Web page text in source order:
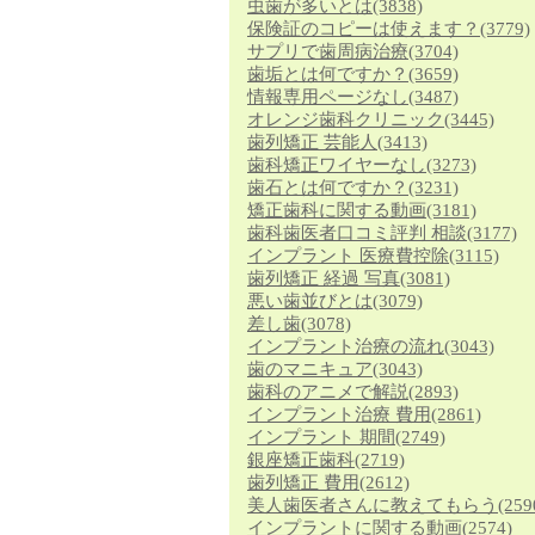
虫歯が多いとは(3838)
保険証のコピーは使えます？ (3779)
サプリで歯周病治療(3704)
歯垢とは何ですか？ (3659)
情報専用ページなし(3487)
オレンジ歯科クリニック(3445)
歯列矯正 芸能人 (3413)
歯科矯正ワイヤーなし(3273)
歯石とは何ですか？ (3231)
矯正歯科に関する動画(3181)
歯科歯医者口コミ評判 相談(3177)
インプラント 医療費控除(3115)
歯列矯正 経過 写真(3081)
悪い歯並びとは(3079)
差し歯(3078)
インプラント治療の流れ(3043)
歯のマニキュア(3043)
歯科のアニメで解説(2893)
インプラント治療 費用(2861)
インプラント 期間(2749)
銀座矯正歯科(2719)
歯列矯正 費用(2612)
美人歯医者さんに教えてもらう
インプラントに関する動画(2574)